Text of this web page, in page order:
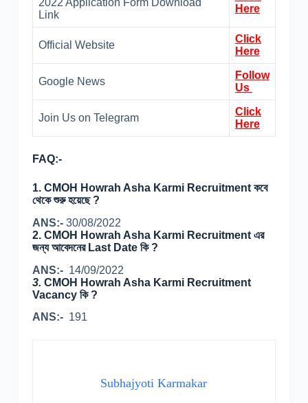
2022 Application Form Download
Link
Here
Official Website
Click
Here
Google News
Follow
Us
Join Us on Telegram
Click
Here
FAQ:-
1. CMOH Howrah Asha Karmi Recruitment কবে
থেকে শুরু হয়েছে ?
ANS:-30/08/2022
2. CMOH Howrah Asha Karmi Recruitment এর
জন্য আবেদনের Last Date কি ?
ANS:-14/09/2022
3. CMOH Howrah Asha Karmi Recruitment
Vacancy কি ?
ANS:-191
Subhajyoti Karmakar